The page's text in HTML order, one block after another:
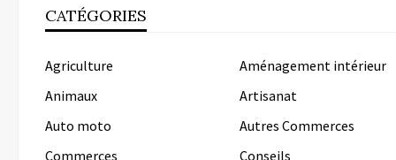
CATÉGORIES
Agriculture
Aménagement intérieur
Animaux
Artisanat
Auto moto
Autres Commerces
Commerces
Conseils